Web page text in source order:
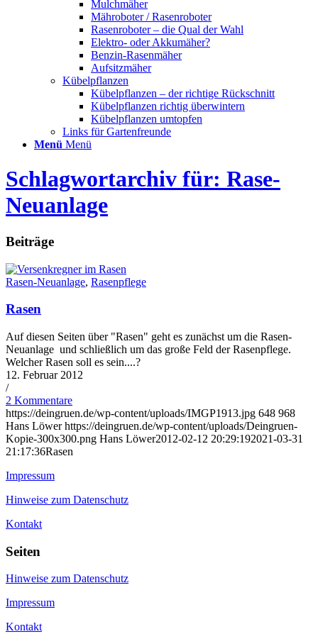
Mulchmäher
Mähroboter / Rasenroboter
Rasenroboter – die Qual der Wahl
Elektro- oder Akkumäher?
Benzin-Rasenmäher
Aufsitzmäher
Kübelpflanzen
Kübelpflanzen – der richtige Rückschnitt
Kübelpflanzen richtig überwintern
Kübelpflanzen umtopfen
Links für Gartenfreunde
Menü Menü
Schlagwortarchiv für: Rase-
Neuanlage
Beiträge
Rasen-Neuanlage, Rasenpflege
Rasen
Auf diesen Seiten über "Rasen" geht es zunächst um die Rasen-
Neuanlage und schließlich um das große Feld der Rasenpflege.
Welcher Rasen soll es sein....?
12. Februar 2012
/
2 Kommentare
https://deingruen.de/wp-content/uploads/IMGP1913.jpg 648 968
Hans Löwer https://deingruen.de/wp-content/uploads/Deingruen-
Kopie-300x300.png Hans Löwer2012-02-12 20:29:192021-03-31
21:17:36Rasen
Impressum
Hinweise zum Datenschutz
Kontakt
Seiten
Hinweise zum Datenschutz
Impressum
Kontakt